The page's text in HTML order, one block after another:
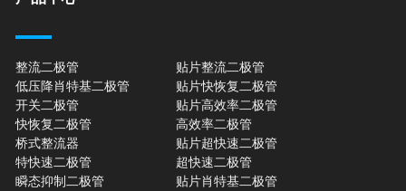
整流二极管
低压降肖特基二极管
开关二极管
快恢复二极管
桥式整流器
特快速二极管
瞬态抑制二极管
贴片整流二极管
贴片快恢复二极管
贴片高效率二极管
高效率二极管
贴片超快速二极管
超快速二极管
贴片肖特基二极管